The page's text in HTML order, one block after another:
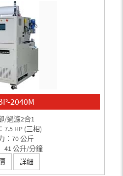
2040M
/過濾2合1
7.5 HP (三相)
：70 公斤
41 公升/分鐘
詳細